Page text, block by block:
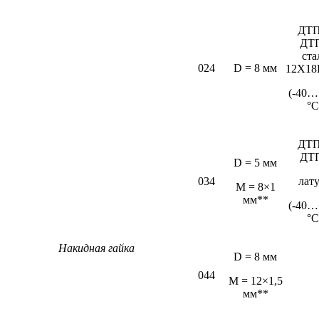
024 D = 8 мм
(-
Накидная гайка
034
D = 5 мм
М = 8×1
мм**
(-
044
D = 8 мм
M = 12×1,5
мм**